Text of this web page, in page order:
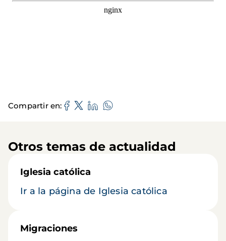
Compartir en
Otros temas de actualidad
Iglesia católica
Ir a la página de Iglesia católica
Migraciones